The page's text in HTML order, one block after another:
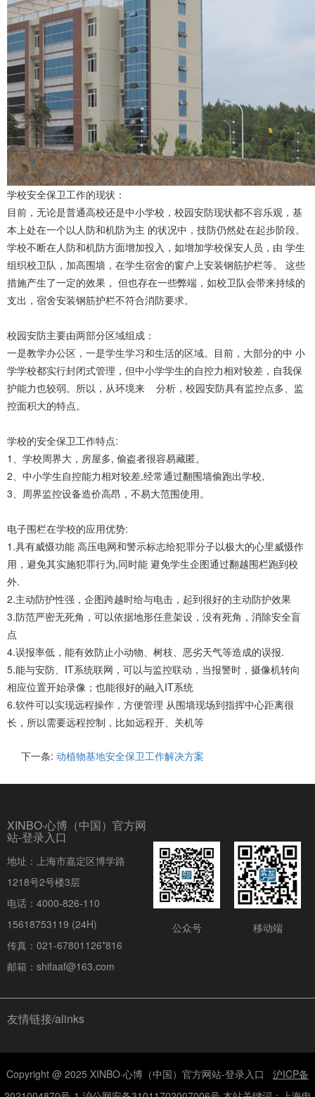
学校安全保卫工作的现状：
目前，无论是普通高校还是中小学校，校园安防现状都不容乐观，基
本上处在一个以人防和机防为主 的状况中，技防仍然处在起步阶段。
学校不断在人防和机防方面增加投入，如增加学校保安人员，由 学生
组织校卫队，加高围墙，在学生宿舍的窗户上安装钢筋护栏等。 这些
措施产生了一定的效果， 但也存在一些弊端，如校卫队会带来持续的
支出，宿舍安装钢筋护栏不符合消防要求。
校园安防主要由两部分区域组成：
一是教学办公区，一是学生学习和生活的区域。目前，大部分的中 小
学学校都实行封闭式管理，但中小学学生的自控力相对较差，自我保
护能力也较弱。所以，从环境来 分析，校园安防具有监控点多、监
控面积大的特点。
学校的安全保卫工作特点:
1、学校周界大，房屋多, 偷盗者很容易藏匿。
2、中小学生自控能力相对较差,经常通过翻围墙偷跑出学校,
3、周界监控设备造价高昂，不易大范围使用。
电子围栏在学校的应用优势:
1.具有威慑功能 高压电网和警示标志给犯罪分子以极大的心里威慑作
用，避免其实施犯罪行为,同时能 避免学生企图通过翻越围栏跑到校
外.
2.主动防护性强，企图跨越时给与电击，起到很好的主动防护效果
3.防范严密无死角，可以依据地形任意架设，没有死角，消除安全盲
点
4.误报率低，能有效防止小动物、树枝、恶劣天气等造成的误报.
5.能与安防、IT系统联网，可以与监控联动，当报警时，摄像机转向
相应位置开始录像；也能很好的融入IT系统
6.软件可以实现远程操作，方便管理 从围墙现场到指挥中心距离很
长，所以需要远程控制，比如远程开、关机等
下一条: 动植物基地安全保卫工作解决方案
XINBO·心博（中国）官方网
站-登录入口
地址：上海市嘉定区博学路
1218号2号楼3层
电话：4000-826-110
15618753119 (24H)
传真：021-67801126*816
邮箱：shifaaf@163.com
公众号 移动端
友情链接/alinks
Copyright @ 2025 XINBO·心博（中国）官方网站-登录入口 沪ICP备